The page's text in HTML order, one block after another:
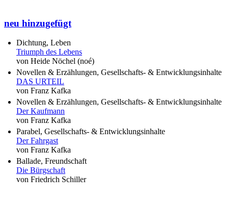
neu hinzugefügt
Dichtung, Leben
Triumph des Lebens
von Heide Nöchel (noé)
Novellen & Erzählungen, Gesellschafts- & Entwicklungsinhalte
DAS URTEIL
von Franz Kafka
Novellen & Erzählungen, Gesellschafts- & Entwicklungsinhalte
Der Kaufmann
von Franz Kafka
Parabel, Gesellschafts- & Entwicklungsinhalte
Der Fahrgast
von Franz Kafka
Ballade, Freundschaft
Die Bürgschaft
von Friedrich Schiller